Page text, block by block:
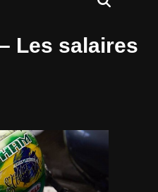
Les salaires